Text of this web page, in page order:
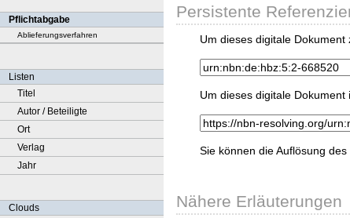
Pflichtabgabe
Ablieferungsverfahren
Listen
Titel
Autor / Beteiligte
Ort
Verlag
Jahr
Clouds
Persistente
Um dieses digitale
Um dieses digitale
Sie können die Auflösung
Nähere Erläuterungen